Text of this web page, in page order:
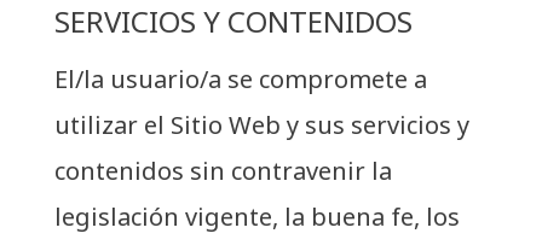
SERVICIOS Y CONTENIDOS
El/la usuario/a se compromete a
utilizar el Sitio Web y sus servicios y
contenidos sin contravenir la
legislación vigente, la buena fe, los